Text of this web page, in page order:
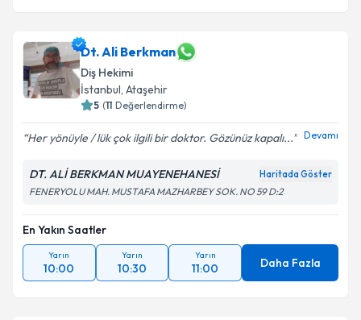
Dt. Ali Berkman
Diş Hekimi
İstanbul, Ataşehir
5 (11 Değerlendirme)
Her yönüyle / lük çok ilgili bir doktor. Gözünüz kapalı... Devamı
DT. ALİ BERKMAN MUAYENEHANESİ Haritada Göster
FENERYOLU MAH. MUSTAFA MAZHARBEY SOK. NO 59 D:2
En Yakın Saatler
Yarın
10:00
Yarın
10:30
Yarın
11:00 Daha Fazla